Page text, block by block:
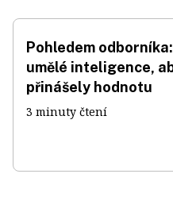
Pohledem
umělé inteligence,
přinášely hodnotu
3 minuty čtení